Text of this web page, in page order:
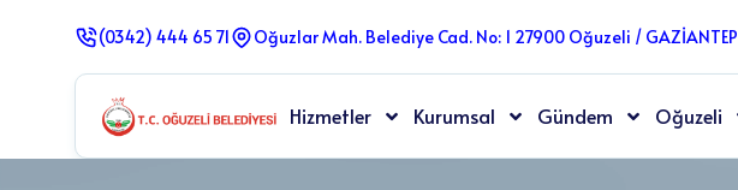
(0342) 444 65 71 Oğuzlar Mah. Belediye Cad. No: 1 27900 Oğuzeli / GAZİANTEP
Hizmetler Kurumsal Gündem Oğuzeli